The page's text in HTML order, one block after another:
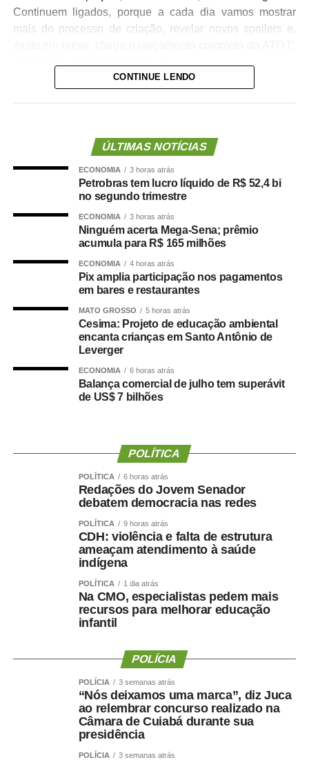
Continuem ligados, porque a cada dia vamos mostrar
mais do processo de criação, revelar novos spoilers e,
A cantora ainda convidou o público a acompanhar essa
nos próximos dias. Confira abaixo:
TOP FAMOSOS
COMENTE ABAIXO:
WhatsApp
Facebook
Twitter
Messenger
LinkedIn
Share
CONTINUE LENDO
ÚLTIMAS NOTÍCIAS
ECONOMIA 3 horas atrás
Petrobras tem lucro líquido de R$ 52,4 bi
no segundo trimestre
ECONOMIA 3 horas atrás
Ninguém acerta Mega-Sena; prêmio
acumula para R$ 165 milhões
ECONOMIA 4 horas atrás
Pix amplia participação nos pagamentos
em bares e restaurantes
MATO GROSSO 5 horas atrás
Cesima: Projeto de educação ambiental
encanta crianças em Santo Antônio de
Leverger
ECONOMIA 6 horas atrás
Balança comercial de julho tem superávit
de US$ 7 bilhões
POLÍTICA
POLÍTICA 6 horas atrás
Redações do Jovem Senador
debatem democracia nas redes
POLÍTICA 9 horas atrás
CDH: violência e falta de estrutura
ameaçam atendimento à saúde
indígena
POLÍTICA 1 dia atrás
Na CMO, especialistas pedem mais
recursos para melhorar educação
infantil
POLÍCIA
POLÍCIA 3 semanas atrás
“Nós deixamos uma marca”, diz Juca
ao relembrar concurso realizado na
Câmara de Cuiabá durante sua
presidência
POLÍCIA 3 semanas atrás